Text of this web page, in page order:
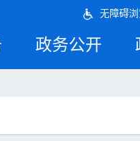
政务公开
无障碍浏